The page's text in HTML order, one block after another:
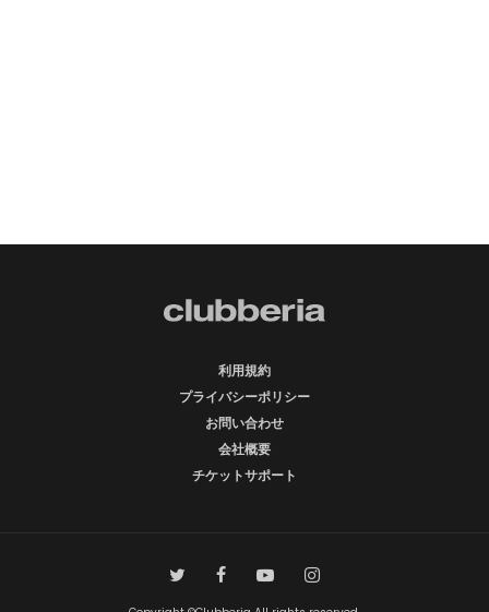
利用規約
プライバシーポリシー
お問い合わせ
会社概要
チケットサポート